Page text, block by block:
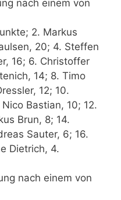
nach einem von
2. Markus
20; 4. Steffen
16; 6. Christoffer
14; 8. Timo
12; 10.
Bastian, 10; 12.
Brun, 8; 14.
Sauter, 6; 16.
Dietrich, 4.
nach einem von